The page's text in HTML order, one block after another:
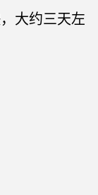
大约三天左